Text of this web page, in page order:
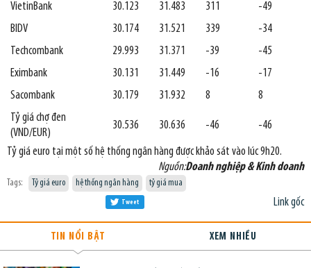
VietinBank
30.123 31.483 311
-49
BIDV
30.174 31.521 339
-34
Techcombank
29.993 31.371 -39
-45
Eximbank
30.131 31.449 -16
-17
Sacombank
30.179 31.932 8
8
Tỷ giá chợ đen
(VND/EUR)
30.536 30.636 -46 -46
Tỷ giá euro tại một số hệ thống ngân hàng được khảo sát vào lúc 9h20.
Nguồn:Doanh nghiệp & Kinh doanh
Tags: Tỷ giá euro hệ thống ngân hàng tỷ giá mua
Link gốc
Tweet
TIN NỔI BẬT XEM NHIỀU